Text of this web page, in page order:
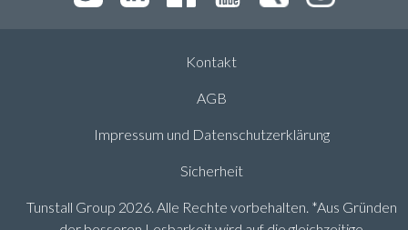
Kontakt
AGB
Impressum und Datenschutzerklärung
Sicherheit
Tunstall Group 2026. Alle Rechte vorbehalten. *Aus Gründen